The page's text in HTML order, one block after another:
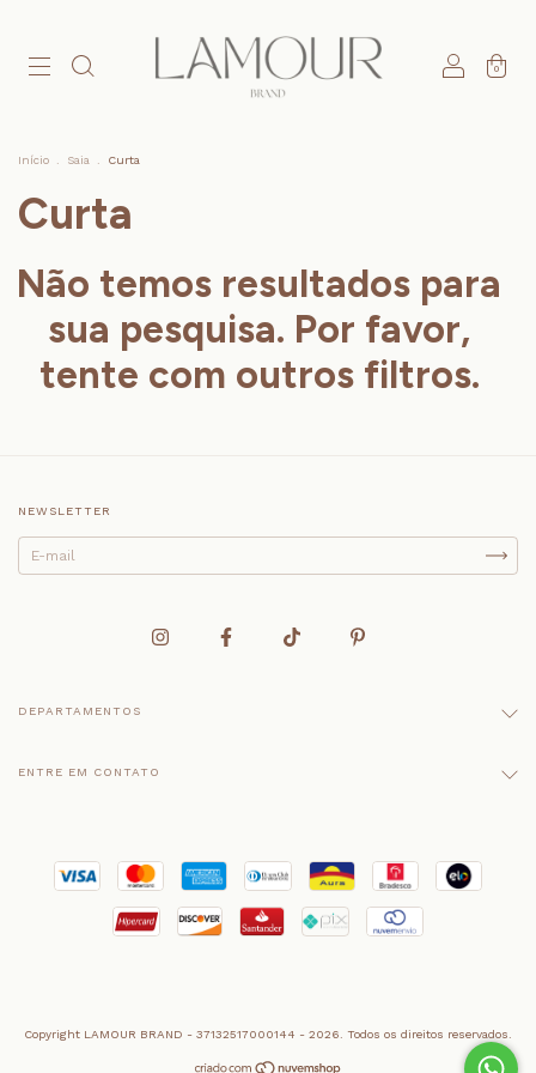
0
Início Saia Curta
Curta
Não temos resultados para
sua pesquisa. Por favor,
tente com outros filtros.
NEWSLETTER
DEPARTAMENTOS
ENTRE EM CONTATO
Copyright LAMOUR BRAND - 37132517000144 - 2026. Todos os direitos reservados.